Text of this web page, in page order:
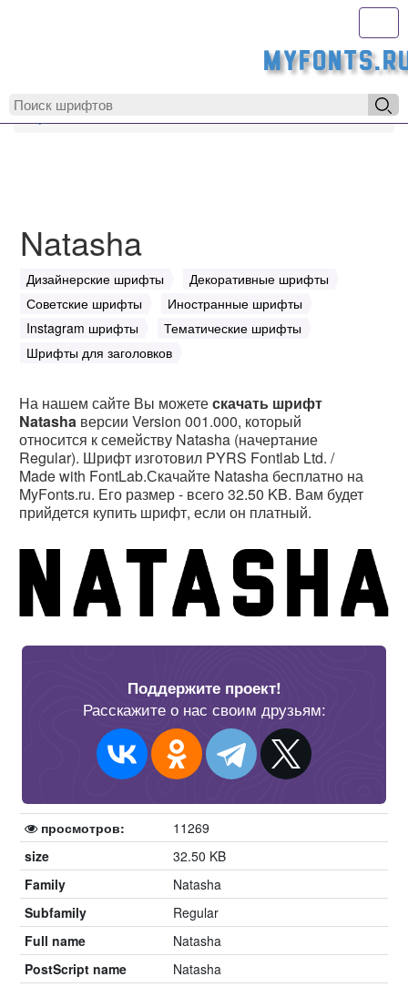
MyFonts.ru
Natasha
Дизайнерские шрифты
Декоративные шрифты
Советские шрифты
Иностранные шрифты
Instagram шрифты
Тематические шрифты
Шрифты для заголовков
На нашем сайте Вы можетескачать шрифт
Natasha версии Version 001.000, который
относится к семейству Natasha (начертание
Regular). Шрифт изготовил PYRS Fontlab Ltd. /
Made with FontLab.Скачайте Natasha бесплатно на
MyFonts.ru. Его размер - всего 32.50 KB. Вам будет
прийдется купить шрифт, если он платный.
Поддержите проект!
Расскажите о нас своим друзьям:
просмотров:
11269
size
32.50 KB
Family
Natasha
Subfamily
Regular
Full name
Natasha
PostScript name
Natasha